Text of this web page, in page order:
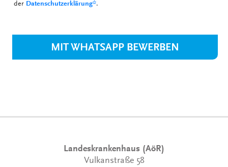
der Datenschutzerklärung*.
MIT WHATSAPP BEWERBEN
Landeskrankenhaus (AöR)
Vulkanstraße 58